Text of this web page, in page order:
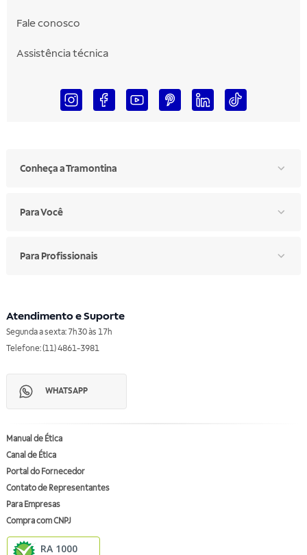
Fale conosco
Assistência técnica
Conheça a Tramontina
Para Você
Para Profissionais
Atendimento e Suporte
Segunda a sexta: 7h30 às 17h
Telefone: (11) 4861-3981
WHATSAPP
Manual de Ética
Canal de Ética
Portal do Fornecedor
Contato de Representantes
Para Empresas
Compra com CNPJ
RA 1000